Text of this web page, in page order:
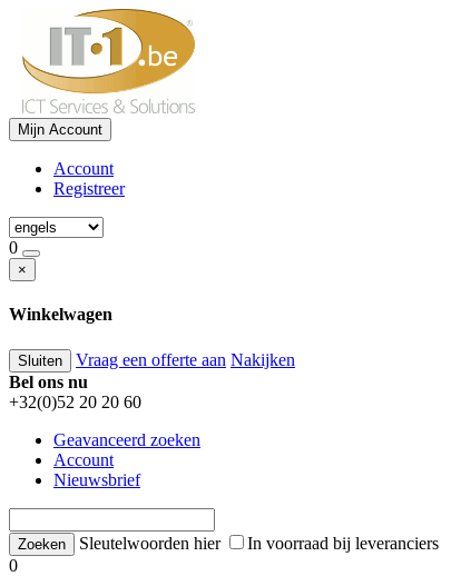
Mijn Account
Account
Registreer
0
×
Winkelwagen
Sluiten Vraag een offerte aan Nakijken
Bel ons nu
+32(0)52 20 20 60
Geavanceerd zoeken
Account
Nieuwsbrief
Sleutelwoorden hier
In voorraad bij leveranciers
0